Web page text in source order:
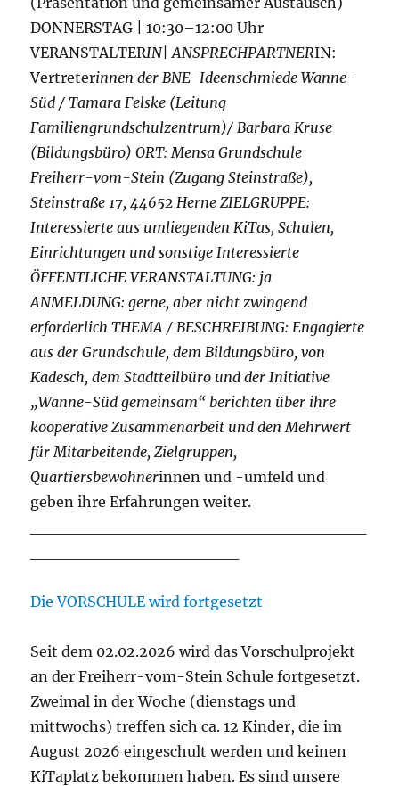
DONNERSTAG | 10:30–12:00 Uhr
VERANSTALTERIN| ANSPRECHPARTNERIN:
Vertreterinnen der BNE-Ideenschmiede Wanne-
Süd / Tamara Felske (Leitung
Familiengrundschulzentrum)/ Barbara Kruse
(Bildungsbüro) ORT: Mensa Grundschule
Freiherr-vom-Stein (Zugang Steinstraße),
Steinstraße 17, 44652 Herne ZIELGRUPPE:
Interessierte aus umliegenden KiTas, Schulen,
Einrichtungen und sonstige Interessierte
ÖFFENTLICHE VERANSTALTUNG: ja
ANMELDUNG: gerne, aber nicht zwingend
erforderlich THEMA / BESCHREIBUNG: Engagierte
aus der Grundschule, dem Bildungsbüro, von
Kadesch, dem Stadtteilbüro und der Initiative
„Wanne-Süd gemeinsam“ berichten über ihre
kooperative Zusammenarbeit und den Mehrwert
für Mitarbeitende, Zielgruppen,
Quartiersbewohnerinnen und -umfeld und
geben ihre Erfahrungen weiter.
Die VORSCHULE wird fortgesetzt
Seit dem 02.02.2026 wird das Vorschulprojekt
an der Freiherr-vom-Stein Schule fortgesetzt.
Zweimal in der Woche (dienstags und
mittwochs) treffen sich ca. 12 Kinder, die im
August 2026 eingeschult werden und keinen
KiTaplatz bekommen haben. Es sind unsere